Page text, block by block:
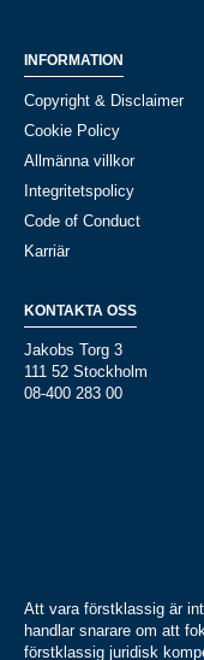
INFORMATION
Copyright & Disclaimer
Cookie Policy
Allmänna villkor
Integritetspolicy
Code of Conduct
Karriär
KONTAKTA OSS
Jakobs Torg 3
111 52 Stockholm
08-400 283 00
Att vara förstklassig är
handlar snarare om att
förstklassig juridisk